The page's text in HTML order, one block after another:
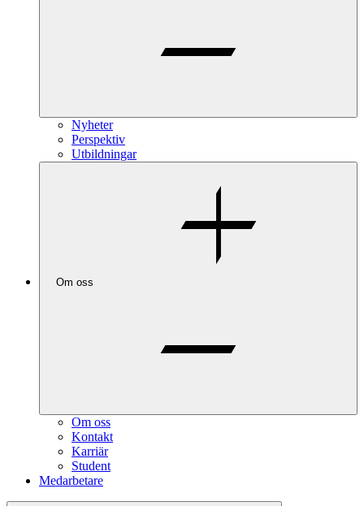
Nyheter
Perspektiv
Utbildningar
Om oss
Om oss
Kontakt
Karriär
Student
Medarbetare